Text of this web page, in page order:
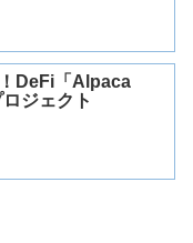
DeFi「Alpaca
ジェクト